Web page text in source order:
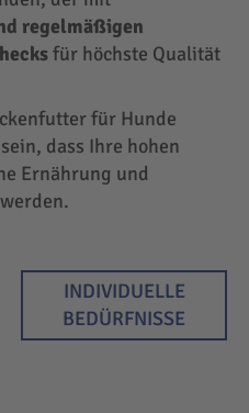
regelmäßigen
für höchste Qualität
für Hunde
dass Ihre hohen
Ernährung und
INDIVIDUELLE
BEDÜRFNISSE